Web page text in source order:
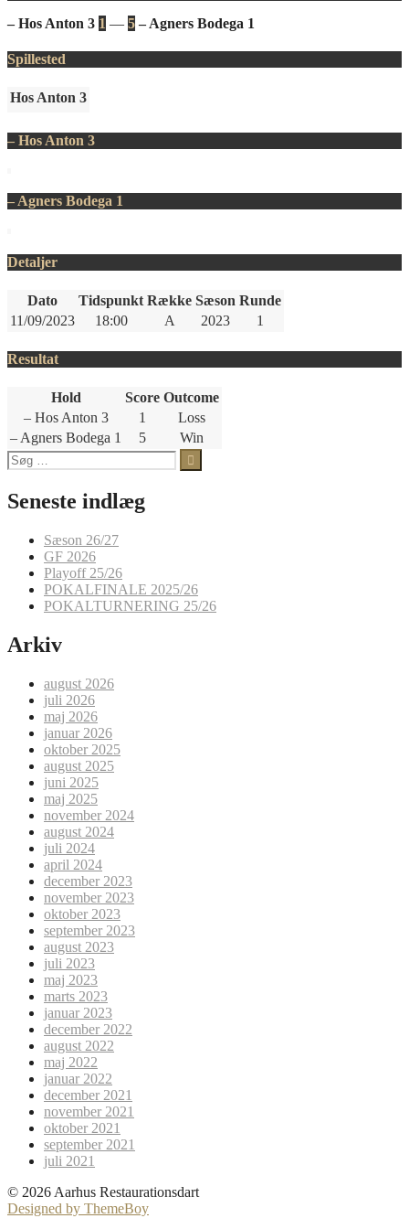
– Hos Anton 3 1 — 5 – Agners Bodega 1
Spillested
Hos Anton 3
– Hos Anton 3
– Agners Bodega 1
Detaljer
Dato Tidspunkt Række Sæson Runde
11/09/2023
18:00 A 2023 1
Resultat
Hold Score Outcome
– Hos Anton 3
1
Loss
– Agners Bodega 1
5
Win
Søg
efter:
Seneste indlæg
Sæson 26/27
GF 2026
Playoff 25/26
POKALFINALE 2025/26
POKALTURNERING 25/26
Arkiv
august 2026
juli 2026
maj 2026
januar 2026
oktober 2025
august 2025
juni 2025
maj 2025
november 2024
august 2024
juli 2024
april 2024
december 2023
november 2023
oktober 2023
september 2023
august 2023
juli 2023
maj 2023
marts 2023
januar 2023
december 2022
august 2022
maj 2022
januar 2022
december 2021
november 2021
oktober 2021
september 2021
juli 2021
© 2026 Aarhus Restaurationsdart
Designed by ThemeBoy